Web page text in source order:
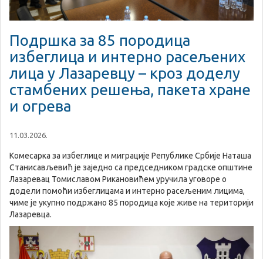
Подршка за 85 породица
избеглица и интерно расељених
лица у Лазаревцу – кроз доделу
стамбених решења, пакета хране
и огрева
11.03.2026.
Комесарка за избеглице и миграције Републике Србије Наташa
Станисављевић је заједно са председником градске општине
Лазаревац Томиславом Рикановићем уручила уговоре о
додели помоћи избеглицама и интерно расељеним лицима,
чиме је укупно подржано 85 породица које живе на територији
Лазаревца.